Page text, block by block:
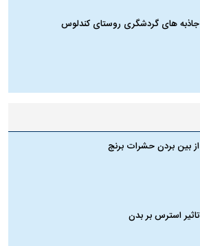
جاذبه های گردشگری روستای کندلوس
از بین بردن حشرات برنج
تاثیر استرس بر بدن